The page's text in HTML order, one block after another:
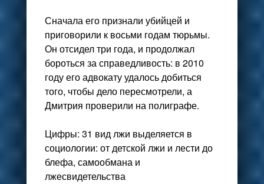
Сначала его признали убийцей и
приговорили к восьми годам тюрьмы.
Он отсидел три года, и продолжал
бороться за справедливость: в 2010
году его адвокату удалось добиться
того, чтобы дело пересмотрели, а
Дмитрия проверили на полиграфе.
Цифры: 31 вид лжи выделяется в
социологии: от детской лжи и лести до
блефа, самообмана и
лжесвидетельства